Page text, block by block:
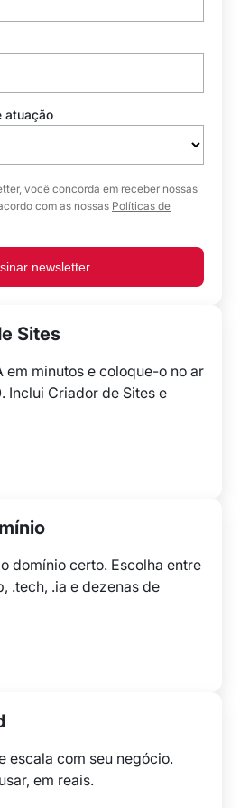
atuação
você concorda em receber nossas
com as nossas Políticas de
newsletter
Sites
em minutos e coloque-o no ar
Inclui Criador de Sites e
domínio certo. Escolha entre
.tech, .ia e dezenas de
escala com seu negócio.
em reais.